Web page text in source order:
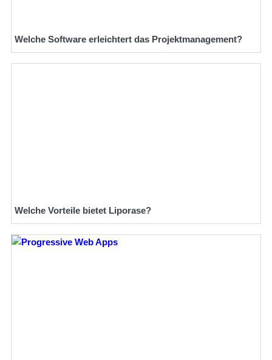
Welche Software erleichtert das Projektmanagement?
Welche Vorteile bietet Liporase?